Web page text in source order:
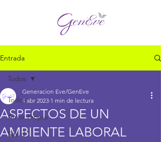
Entrada
Todos
Amor Propio
Salud
Todos
ASPECTOS DE UN
AMBIENTE LABORAL
Generacion Eve/GenEve
4 abr 2023 1 min de lectura